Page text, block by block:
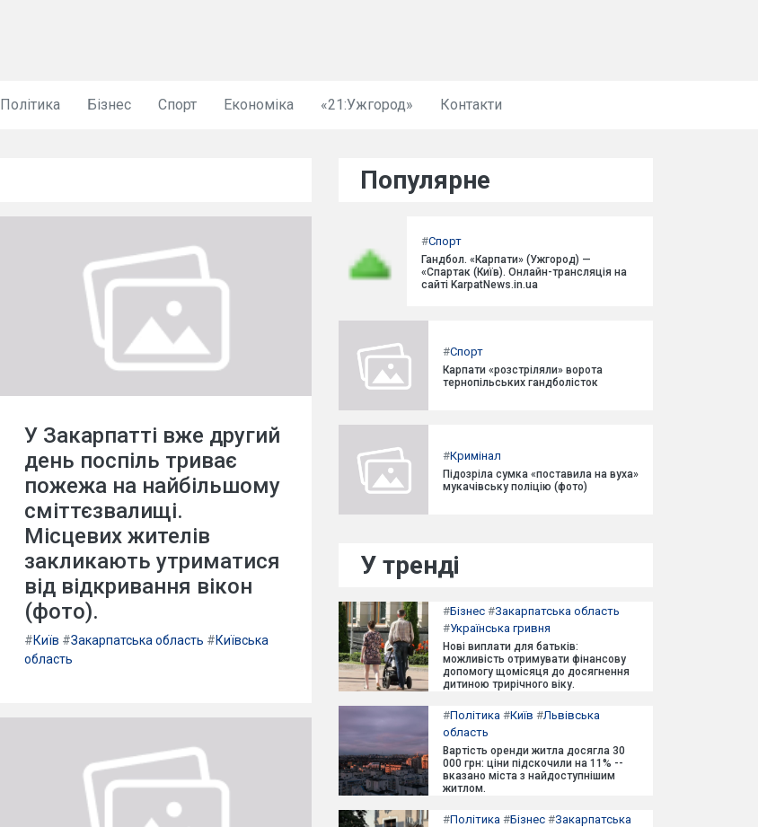
Політика Бізнес Спорт Економіка «21:Ужгород» Контакти
У Закарпатті вже другий
день поспіль триває
пожежа на найбільшому
сміттєзвалищі.
Місцевих жителів
закликають утриматися
від відкривання вікон
(фото).
#Київ #Закарпатська область #Київська
область
Популярне
#Спорт
Гандбол. «Карпати» (Ужгород) —
«Спартак (Київ). Онлайн-трансляція на
сайті KarpatNews.in.ua
#Спорт
Карпати «розстріляли» ворота
тернопільських гандболісток
#Кримінал
Підозріла сумка «поставила на вуха»
мукачівську поліцію (фото)
У тренді
#Бізнес #Закарпатська область
#Українська гривня
Нові виплати для батьків:
можливість отримувати фінансову
допомогу щомісяця до досягнення
дитиною трирічного віку.
#Політика #Київ #Львівська
область
Вартість оренди житла досягла 30
000 грн: ціни підскочили на 11% --
вказано міста з найдоступнішим
житлом.
#Політика #Бізнес #Закарпатська